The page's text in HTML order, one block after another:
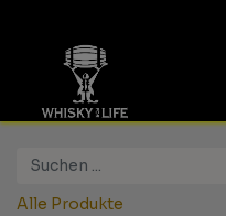
Alle Produkte